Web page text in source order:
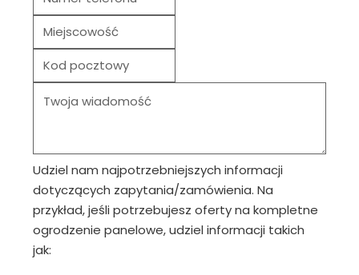
Udziel nam najpotrzebniejszych informacji
dotyczących zapytania/zamówienia. Na
przykład, jeśli potrzebujesz oferty na kompletne
ogrodzenie panelowe, udziel informacji takich
jak: